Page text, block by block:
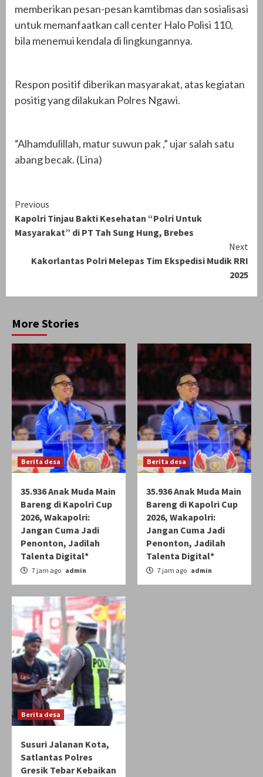
memberikan pesan-pesan kamtibmas dan sosialisasi
untuk memanfaatkan call center Halo Polisi 110,
bila menemui kendala di lingkungannya.
Respon positif diberikan masyarakat, atas kegiatan
positig yang dilakukan Polres Ngawi.
“Alhamdulillah, matur suwun pak ,” ujar salah satu
abang becak. (Lina)
Continue
Reading
Previous
Kapolri Tinjau Bakti Kesehatan “Polri Untuk
Masyarakat” di PT Tah Sung Hung, Brebes
Next
Kakorlantas Polri Melepas Tim Ekspedisi Mudik RRI
2025
More Stories
Berita desa
35.936 Anak Muda Main
Bareng di Kapolri Cup
2026, Wakapolri:
Jangan Cuma Jadi
Penonton, Jadilah
Talenta Digital*
7 jam ago admin
Berita desa
35.936 Anak Muda Main
Bareng di Kapolri Cup
2026, Wakapolri:
Jangan Cuma Jadi
Penonton, Jadilah
Talenta Digital*
7 jam ago admin
Berita desa
Susuri Jalanan Kota,
Satlantas Polres
Gresik Tebar Kebaikan